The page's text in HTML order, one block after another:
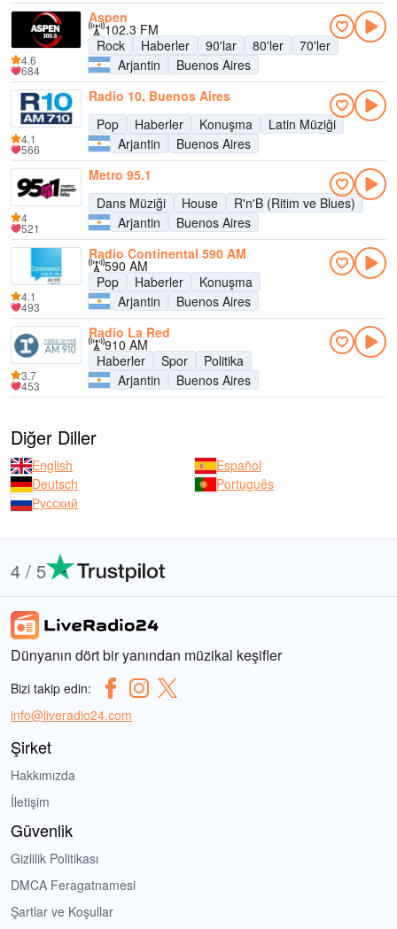
Aspen
102.3 FM
Rock
Haberler 90'lar 80'ler
70'ler
Arjantin
Buenos Aires
4.6
684
Radio 10, Buenos Aires
Pop
Haberler Konuşma
Latin Müziği
Arjantin
Buenos Aires
4.1
566
Metro 95.1
Dans Müziği
House
R'n'B (Ritim ve Blues)
Arjantin
Buenos Aires
4
521
Radio Continental 590 AM
590 AM
Pop
Haberler
Konuşma
Arjantin
Buenos Aires
4.1
493
Radio La Red
910 AM
Haberler
Spor
Politika
Arjantin
Buenos Aires
3.7
453
Diğer Diller
English
Español
Deutsch
Português
Русский
4 / 5
Dünyanın dört bir yanından müzikal keşifler
Bizi takip edin:
info@liveradio24.com
Şirket
Hakkımızda
İletişim
Güvenlik
Gizlilik Politikası
DMCA Feragatnamesi
Şartlar ve Koşullar